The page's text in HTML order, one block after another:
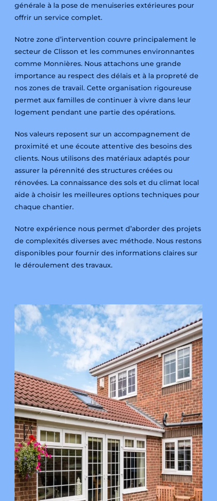
générale à la pose de menuiseries extérieures pour
offrir un service complet.
Notre zone d’intervention couvre principalement le
secteur de Clisson et les communes environnantes
comme Monnières. Nous attachons une grande
importance au respect des délais et à la propreté de
nos zones de travail. Cette organisation rigoureuse
permet aux familles de continuer à vivre dans leur
logement pendant une partie des opérations.
Nos valeurs reposent sur un accompagnement de
proximité et une écoute attentive des besoins des
clients. Nous utilisons des matériaux adaptés pour
assurer la pérennité des structures créées ou
rénovées. La connaissance des sols et du climat local
aide à choisir les meilleures options techniques pour
chaque chantier.
Notre expérience nous permet d’aborder des projets
de complexités diverses avec méthode. Nous restons
disponibles pour fournir des informations claires sur
le déroulement des travaux.